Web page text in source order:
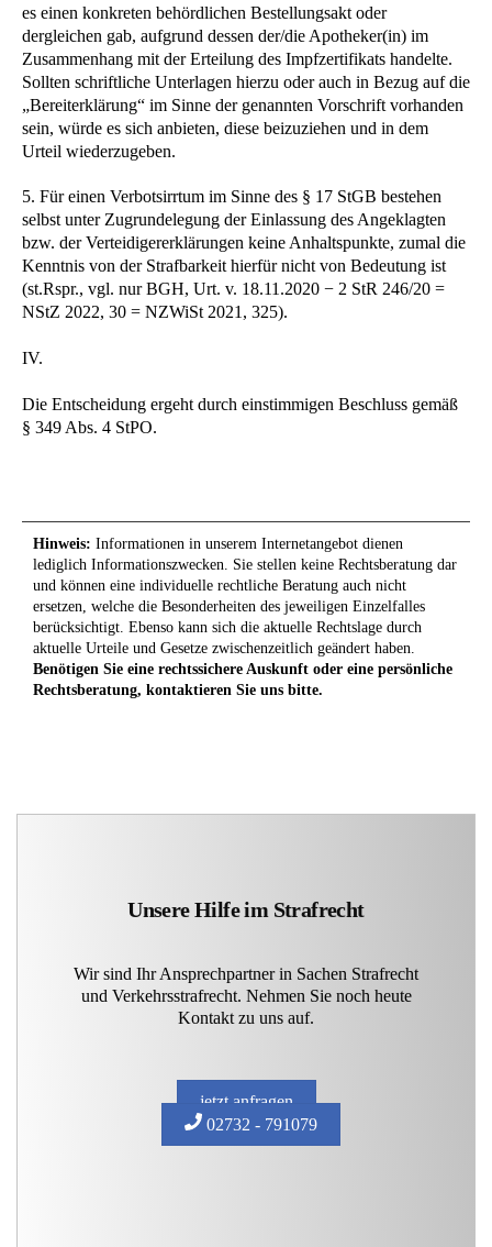
es einen konkreten behördlichen Bestellungsakt oder
dergleichen gab, aufgrund dessen der/die Apotheker(in) im
Zusammenhang mit der Erteilung des Impfzertifikats handelte.
Sollten schriftliche Unterlagen hierzu oder auch in Bezug auf die
„Bereiterklärung“ im Sinne der genannten Vorschrift vorhanden
sein, würde es sich anbieten, diese beizuziehen und in dem
Urteil wiederzugeben.
5. Für einen Verbotsirrtum im Sinne des § 17 StGB bestehen
selbst unter Zugrundelegung der Einlassung des Angeklagten
bzw. der Verteidigererklärungen keine Anhaltspunkte, zumal die
Kenntnis von der Strafbarkeit hierfür nicht von Bedeutung ist
(st.Rspr., vgl. nur BGH, Urt. v. 18.11.2020 − 2 StR 246/20 =
NStZ 2022, 30 = NZWiSt 2021, 325).
IV.
Die Entscheidung ergeht durch einstimmigen Beschluss gemäß
§ 349 Abs. 4 StPO.
Hinweis: Informationen in unserem Internetangebot dienen
lediglich Informationszwecken. Sie stellen keine Rechtsberatung dar
und können eine individuelle rechtliche Beratung auch nicht
ersetzen, welche die Besonderheiten des jeweiligen Einzelfalles
berücksichtigt. Ebenso kann sich die aktuelle Rechtslage durch
aktuelle Urteile und Gesetze zwischenzeitlich geändert haben.
Benötigen Sie eine rechtssichere Auskunft oder eine persönliche
Rechtsberatung, kontaktieren Sie uns bitte.
Unsere Hilfe im Strafrecht
Wir sind Ihr Ansprechpartner in Sachen Strafrecht
und Verkehrsstrafrecht. Nehmen Sie noch heute
Kontakt zu uns auf.
jetzt anfragen
02732 - 791079